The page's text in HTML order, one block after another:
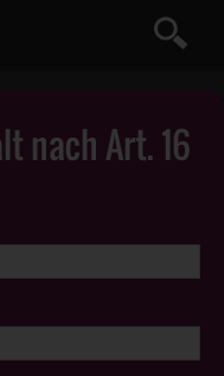
nach Art. 16